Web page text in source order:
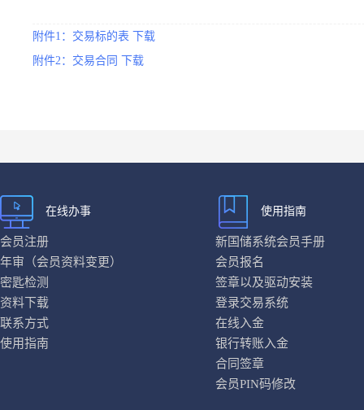
附件1：交易标的表 下载
附件2：交易合同 下载
在线办事 使用指南
会员注册
年审（会员资料变更）
密匙检测
资料下载
联系方式
使用指南
新国储系统会员手册
会员报名
签章以及驱动安装
登录交易系统
在线入金
银行转账入金
合同签章
会员PIN码修改